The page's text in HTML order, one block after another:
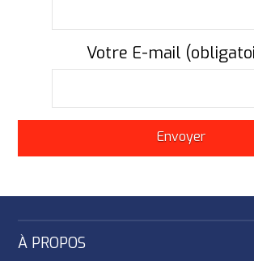
Votre E-mail
À PROPOS